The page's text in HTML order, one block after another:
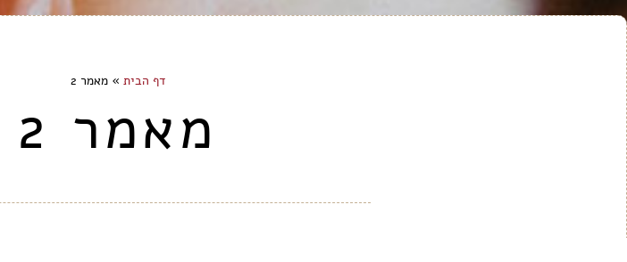
דף הבית » מאמר 2
מאמר 2